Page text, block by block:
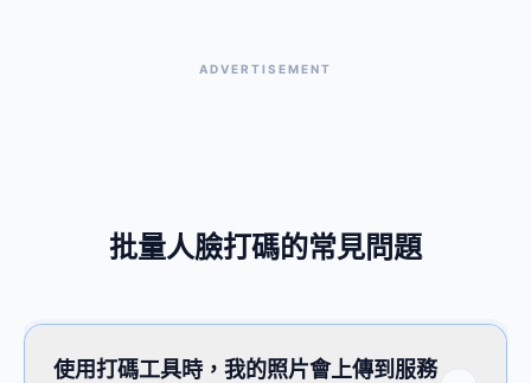
ADVERTISEMENT
批量人臉打碼的常見問題
使用打碼工具時，我的照片會上傳到服務